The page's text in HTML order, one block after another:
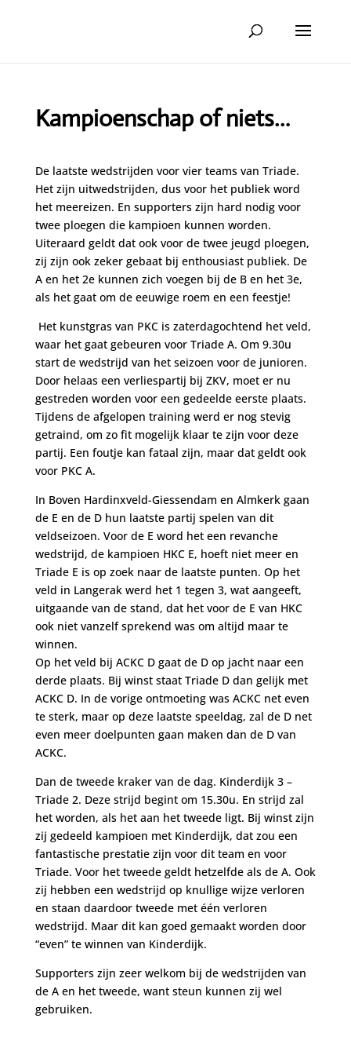
Kampioenschap of niets…
De laatste wedstrijden voor vier teams van Triade.
Het zijn uitwedstrijden, dus voor het publiek word
het meereizen. En supporters zijn hard nodig voor
twee ploegen die kampioen kunnen worden.
Uiteraard geldt dat ook voor de twee jeugd ploegen,
zij zijn ook zeker gebaat bij enthousiast publiek. De
A en het 2e kunnen zich voegen bij de B en het 3e,
als het gaat om de eeuwige roem en een feestje!
Het kunstgras van PKC is zaterdagochtend het veld,
waar het gaat gebeuren voor Triade A. Om 9.30u
start de wedstrijd van het seizoen voor de junioren.
Door helaas een verliespartij bij ZKV, moet er nu
gestreden worden voor een gedeelde eerste plaats.
Tijdens de afgelopen training werd er nog stevig
getraind, om zo fit mogelijk klaar te zijn voor deze
partij. Een foutje kan fataal zijn, maar dat geldt ook
voor PKC A.
In Boven Hardinxveld-Giessendam en Almkerk gaan
de E en de D hun laatste partij spelen van dit
veldseizoen. Voor de E word het een revanche
wedstrijd, de kampioen HKC E, hoeft niet meer en
Triade E is op zoek naar de laatste punten. Op het
veld in Langerak werd het 1 tegen 3, wat aangeeft,
uitgaande van de stand, dat het voor de E van HKC
ook niet vanzelf sprekend was om altijd maar te
winnen.
Op het veld bij ACKC D gaat de D op jacht naar een
derde plaats. Bij winst staat Triade D dan gelijk met
ACKC D. In de vorige ontmoeting was ACKC net even
te sterk, maar op deze laatste speeldag, zal de D net
even meer doelpunten gaan maken dan de D van
ACKC.
Dan de tweede kraker van de dag. Kinderdijk 3 –
Triade 2. Deze strijd begint om 15.30u. En strijd zal
het worden, als het aan het tweede ligt. Bij winst zijn
zij gedeeld kampioen met Kinderdijk, dat zou een
fantastische prestatie zijn voor dit team en voor
Triade. Voor het tweede geldt hetzelfde als de A. Ook
zij hebben een wedstrijd op knullige wijze verloren
en staan daardoor tweede met één verloren
wedstrijd. Maar dit kan goed gemaakt worden door
“even” te winnen van Kinderdijk.
Supporters zijn zeer welkom bij de wedstrijden van
de A en het tweede, want steun kunnen zij wel
gebruiken.